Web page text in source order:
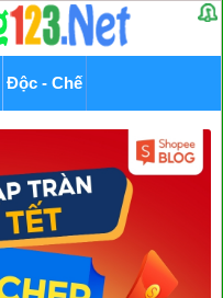
Độc - Chế